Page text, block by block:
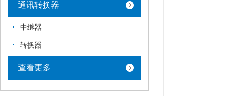
通讯转换器
中继器
转换器
查看更多